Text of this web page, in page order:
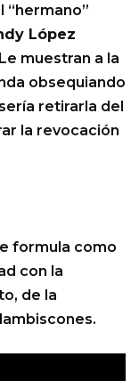
“hermano”
López
muestran a la
obsequiando
retirarla del
la revocación
formula como
con la
de la